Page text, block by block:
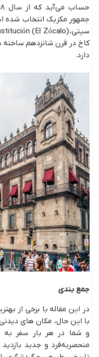
جمهور مکزیک انتخاب شده
کاخ در قرن شانزدهم
دارد.
جمع بندی
در این مقاله با برخی از
با این حال، مکان های
و شما در هر بار سفر به
منحصربه‌فرد و جدید